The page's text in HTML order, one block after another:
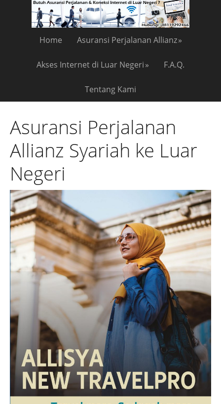
Home Asuransi Perjalanan Allianz
Akses Internet di Luar Negeri F.A.Q.
Tentang Kami
Asuransi Perjalanan
Allianz Syariah ke Luar
Negeri